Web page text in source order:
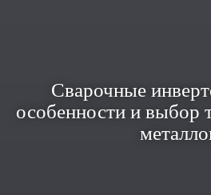
Сварочные
особенности и выбор